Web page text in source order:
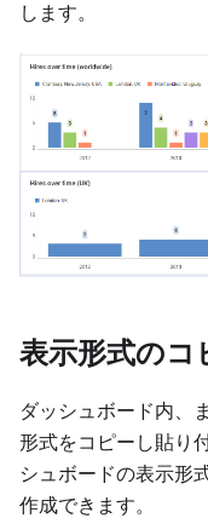
します。
表示形式のコ
ダッシュボード内、
形式をコピーし貼り
シュボードの表示形
作成できます。